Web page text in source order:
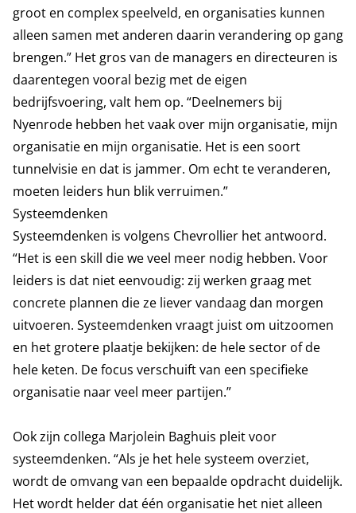
groot en complex speelveld, en organisaties kunnen
alleen samen met anderen daarin verandering op gang
brengen.” Het gros van de managers en directeuren is
daarentegen vooral bezig met de eigen
bedrijfsvoering, valt hem op. “Deelnemers bij
Nyenrode hebben het vaak over mijn organisatie, mijn
organisatie en mijn organisatie. Het is een soort
tunnelvisie en dat is jammer. Om echt te veranderen,
moeten leiders hun blik verruimen.”
Systeemdenken
Systeemdenken is volgens Chevrollier het antwoord.
“Het is een skill die we veel meer nodig hebben. Voor
leiders is dat niet eenvoudig: zij werken graag met
concrete plannen die ze liever vandaag dan morgen
uitvoeren. Systeemdenken vraagt juist om uitzoomen
en het grotere plaatje bekijken: de hele sector of de
hele keten. De focus verschuift van een specifieke
organisatie naar veel meer partijen.”
Ook zijn collega Marjolein Baghuis pleit voor
systeemdenken. “Als je het hele systeem overziet,
wordt de omvang van een bepaalde opdracht duidelijk.
Het wordt helder dat één organisatie het niet alleen